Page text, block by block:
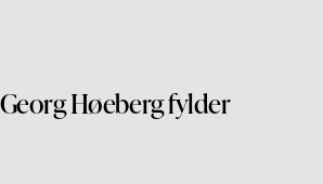
Høeberg fylder